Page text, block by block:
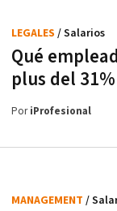
Qué
plus del 31%
LEGALES / Salarios
PoriProfesional
MANAGEMENT /